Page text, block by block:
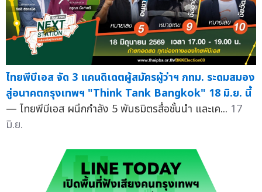
ไทยพีบีเอส จัด 3 แคนดิเดตผู้สมัครผู้ว่าฯ กทม. ระดมสมอง
สู่อนาคตกรุงเทพฯ "Think Tank Bangkok" 18 มิ.ย. นี้
— ไทยพีบีเอส ผนึกกำลัง 5 พันธมิตรสื่อชั้นนำ และเค... 17
มิ.ย.